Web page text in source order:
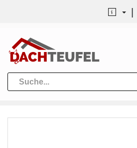
Dachrinne und Fallrohre
Werkzeuge und Löttechnik